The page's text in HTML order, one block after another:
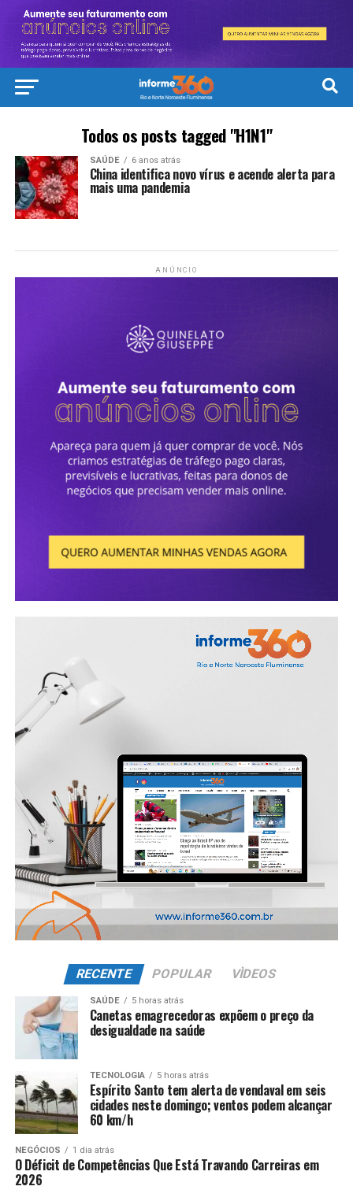
Todos os posts tagged "H1N1"
SAÚDE 6 anos atrás
China identifica novo vírus e acende alerta para
mais uma pandemia
ANÚNCIO
RECENTE POPULAR VÌDEOS
SAÚDE 5 horas atrás
Canetas emagrecedoras expõem o preço da
desigualdade na saúde
TECNOLOGIA 5 horas atrás
Espírito Santo tem alerta de vendaval em seis
cidades neste domingo; ventos podem alcançar
60 km/h
NEGÓCIOS 1 dia atrás
O Déficit de Competências Que Está Travando Carreiras em
2026